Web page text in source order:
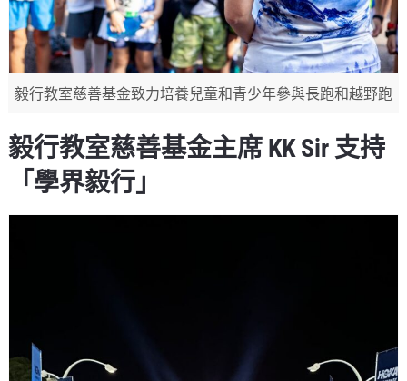
毅行教室慈善基金致力培養兒童和青少年參與長跑和越野跑
毅行教室慈善基金主席 KK Sir 支持
「學界毅行」